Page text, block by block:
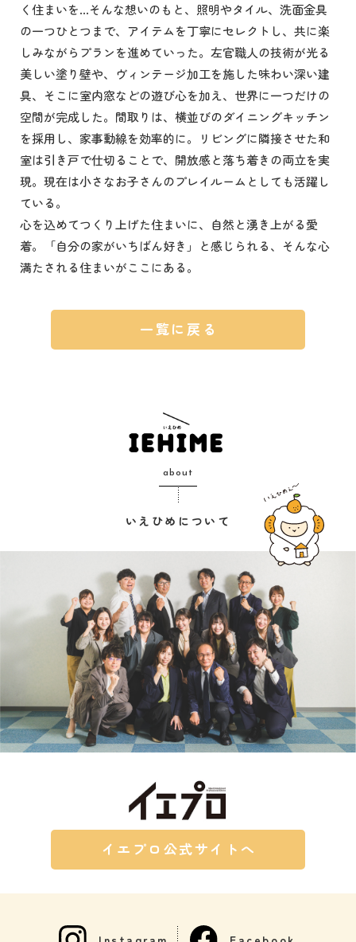
く住まいを…そんな想いのもと、照明やタイル、洗面金具
の一つひとつまで、アイテムを丁寧にセレクトし、共に楽
しみながらプランを進めていった。左官職人の技術が光る
美しい塗り壁や、ヴィンテージ加工を施した味わい深い建
具、そこに室内窓などの遊び心を加え、世界に一つだけの
空間が完成した。間取りは、横並びのダイニングキッチン
を採用し、家事動線を効率的に。リビングに隣接させた和
室は引き戸で仕切ることで、開放感と落ち着きの両立を実
現。現在は小さなお子さんのプレイルームとしても活躍し
ている。
心を込めてつくり上げた住まいに、自然と湧き上がる愛
着。「自分の家がいちばん好き」と感じられる、そんな心
満たされる住まいがここにある。
一覧に戻る
about
いえひめについて
イエプロ公式サイトへ